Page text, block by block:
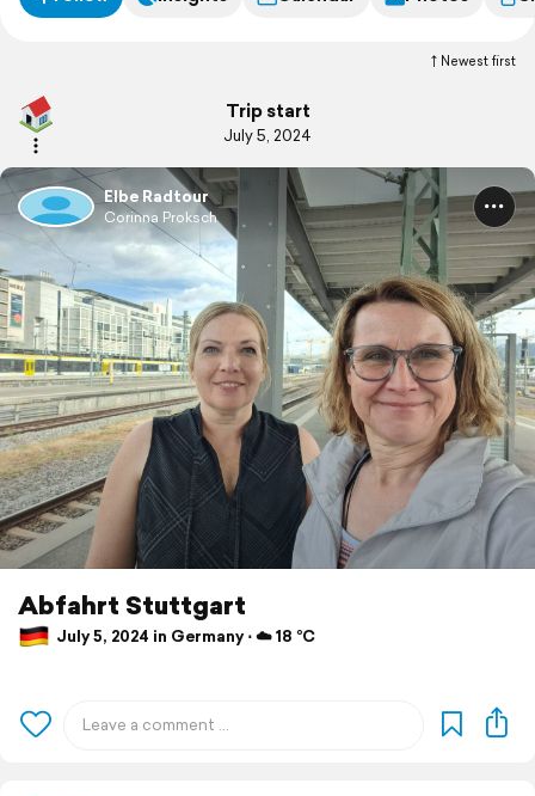
Newest first
Trip start
July 5, 2024
Elbe Radtour
Corinna Proksch
Abfahrt Stuttgart
July 5, 2024 in Germany ⋅ ☁️ 18 °C